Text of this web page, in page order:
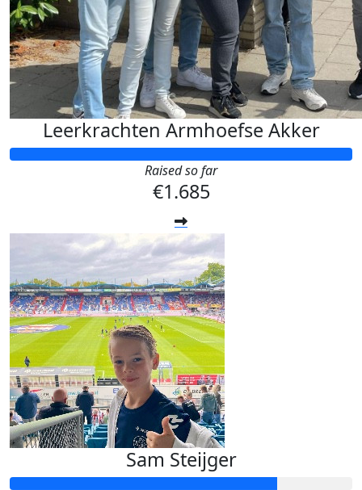
Leerkrachten Armhoefse Akker
Raised so far
€1.685
Sam Steijger